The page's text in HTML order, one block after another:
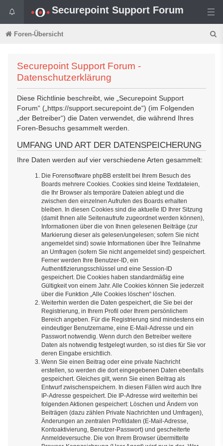
Securepoint Support Forum
Foren-Übersicht
Securepoint Support Forum -
Datenschutzerklärung
Diese Richtlinie beschreibt, wie „Securepoint Support
Forum“ („https://support.securepoint.de“) (im Folgenden
„der Betreiber“) die Daten verwendet, die während Ihres
Foren-Besuchs gesammelt werden.
UMFANG UND ART DER DATENSPEICHERUNG
Ihre Daten werden auf vier verschiedene Arten gesammelt:
Die Forensoftware phpBB erstellt bei Ihrem Besuch des
Boards mehrere Cookies. Cookies sind kleine Textdateien,
die Ihr Browser als temporäre Dateien ablegt und die
zwischen den einzelnen Aufrufen des Boards erhalten
bleiben. In diesen Cookies sind die aktuelle ID Ihrer Sitzung
(damit Ihnen alle Seitenaufrufe zugeordnet werden können),
Informationen über die von Ihnen gelesenen Beiträge (zur
Markierung dieser als gelesen/ungelesen; sofern Sie nicht
angemeldet sind) sowie Informationen über Ihre Teilnahme
an Umfragen (sofern Sie nicht angemeldet sind) gespeichert.
Ferner werden Ihre Benutzer-ID, ein
Authentifizierungsschlüssel und eine Session-ID
gespeichert. Die Cookies haben standardmäßig eine
Gültigkeit von einem Jahr. Alle Cookies können Sie jederzeit
über die Funktion „Alle Cookies löschen“ löschen.
Weiterhin werden die Daten gespeichert, die Sie bei der
Registrierung, in Ihrem Profil oder Ihrem persönlichem
Bereich angeben. Für die Registrierung sind mindestens ein
eindeutiger Benutzername, eine E-Mail-Adresse und ein
Passwort notwendig. Wenn durch den Betreiber weitere
Daten als notwendig festgelegt wurden, so ist dies für Sie vor
deren Eingabe ersichtlich.
Wenn Sie einen Beitrag oder eine private Nachricht
erstellen, so werden die dort eingegebenen Daten ebenfalls
gespeichert. Gleiches gilt, wenn Sie einen Beitrag als
Entwurf zwischenspeichern. In diesen Fällen wird auch Ihre
IP-Adresse gespeichert. Die IP-Adresse wird weiterhin bei
folgenden Aktionen gespeichert: Löschen und Ändern von
Beiträgen (dazu zählen Private Nachrichten und Umfragen),
Änderungen an zentralen Profildaten (E-Mail-Adresse,
Kontoaktivierung, Benutzer-Passwort) und gescheiterte
Anmeldeversuche. Die von Ihrem Browser übermittelte